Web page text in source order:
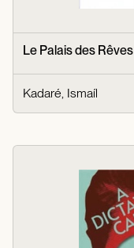
Le Palais des Rêves
Kadaré, Ismaíl